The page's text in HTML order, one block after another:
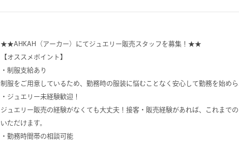
★★AHKAH（アーカー）にてジュエリー販売スタッフを募集！★★
【オススメポイント】
・制服支給あり
制服をご用意しているため、勤務時の服装に悩むことなく安心して勤務を始め
・ジュエリー未経験歓迎！
ジュエリー販売の経験がなくても大丈夫！接客・販売経験があれば、これまで
いただけます。
・勤務時間帯の相談可能